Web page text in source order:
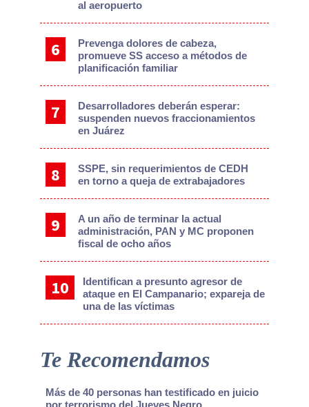
al aeropuerto
Prevenga dolores de cabeza,
promueve SS acceso a métodos de
planificación familiar
Desarrolladores deberán esperar:
suspenden nuevos fraccionamientos
en Juárez
SSPE, sin requerimientos de CEDH
en torno a queja de extrabajadores
A un año de terminar la actual
administración, PAN y MC proponen
fiscal de ocho años
Identifican a presunto agresor de
ataque en El Campanario; expareja de
una de las víctimas
Te Recomendamos
Más de 40 personas han testificado en juicio
por terrorismo del Jueves Negro